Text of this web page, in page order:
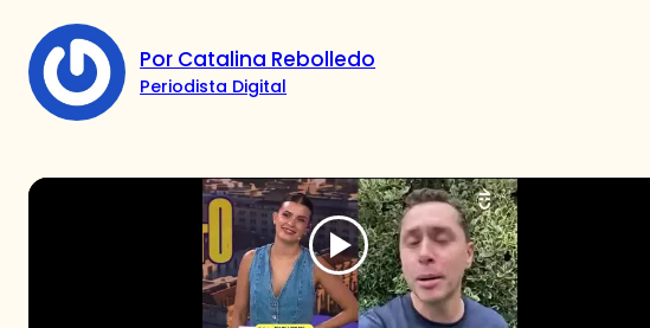
Por Catalina Rebolledo
Periodista Digital